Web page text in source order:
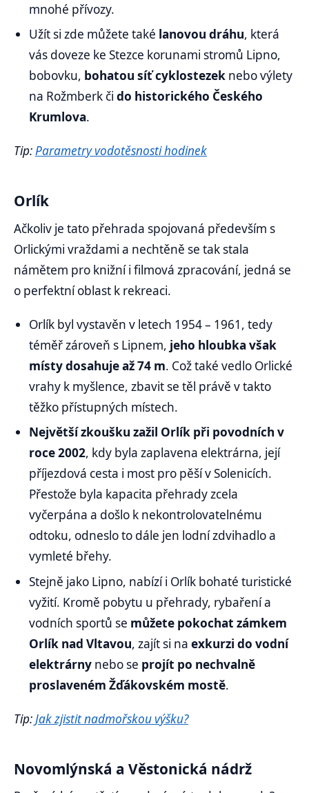
mnohé přívozy.
Užít si zde můžete také lanovou dráhu, která
vás doveze ke Stezce korunami stromů Lipno,
bobovku, bohatou síť cyklostezek nebo výlety
na Rožmberk čido historického Českého
Krumlova.
Tip:Parametry vodotěsnosti hodinek
Orlík
Ačkoliv je tato přehrada spojovaná především s
Orlickými vraždami a nechtěně se tak stala
námětem pro knižní i filmová zpracování, jedná se
o perfektní oblast k rekreaci.
Orlík byl vystavěn v letech 1954 – 1961, tedy
téměř zároveň s Lipnem, jeho hloubka však
místy dosahuje až 74 m. Což také vedlo Orlické
vrahy k myšlence, zbavit se těl právě v takto
těžko přístupných místech.
Největší zkoušku zažil Orlík při povodních v
roce 2002, kdy byla zaplavena elektrárna, její
příjezdová cesta i most pro pěší v Solenicích.
Přestože byla kapacita přehrady zcela
vyčerpána a došlo k nekontrolovatelnému
odtoku, odneslo to dále jen lodní zdvihadlo a
vymleté břehy.
Stejně jako Lipno, nabízí i Orlík bohaté turistické
vyžití. Kromě pobytu u přehrady, rybaření a
vodních sportů se můžete pokochat zámkem
Orlík nad Vltavou, zajít si naexkurzi do vodní
elektrárny nebo se projít po nechvalně
proslaveném Žďákovském mostě.
Tip:Jak zjistit nadmořskou výšku?
Novomlýnská a Věstonická nádrž